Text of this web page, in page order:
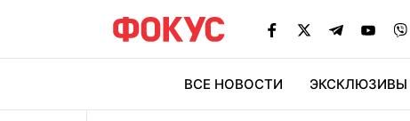
ВСЕ НОВОСТИ ЭКСКЛЮЗИВЫ